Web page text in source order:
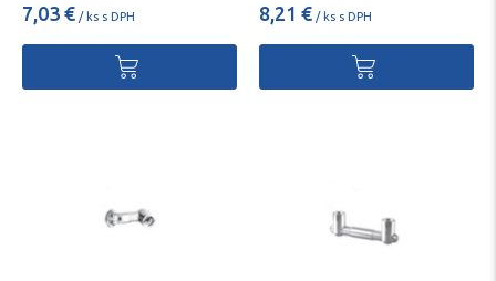
7,03 € / ks s DPH 8,21 € / ks s DPH